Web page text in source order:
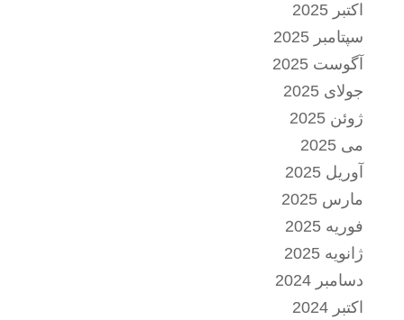
اکتبر 2025
سپتامبر 2025
آگوست 2025
جولای 2025
ژوئن 2025
می 2025
آوریل 2025
مارس 2025
فوریه 2025
ژانویه 2025
دسامبر 2024
اکتبر 2024